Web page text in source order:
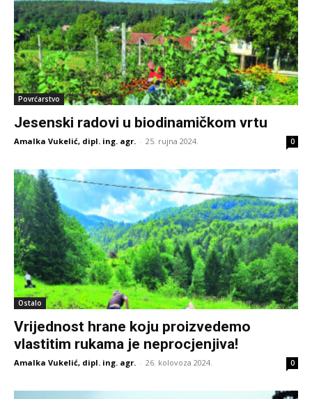
Povrćarstvo
Jesenski radovi u biodinamičkom vrtu
Amalka Vukelić, dipl. ing. agr. - 25. rujna 2024. 0
Ostalo
Vrijednost hrane koju proizvedemo
vlastitim rukama je neprocjenjiva!
Amalka Vukelić, dipl. ing. agr. - 26. kolovoza 2024. 0